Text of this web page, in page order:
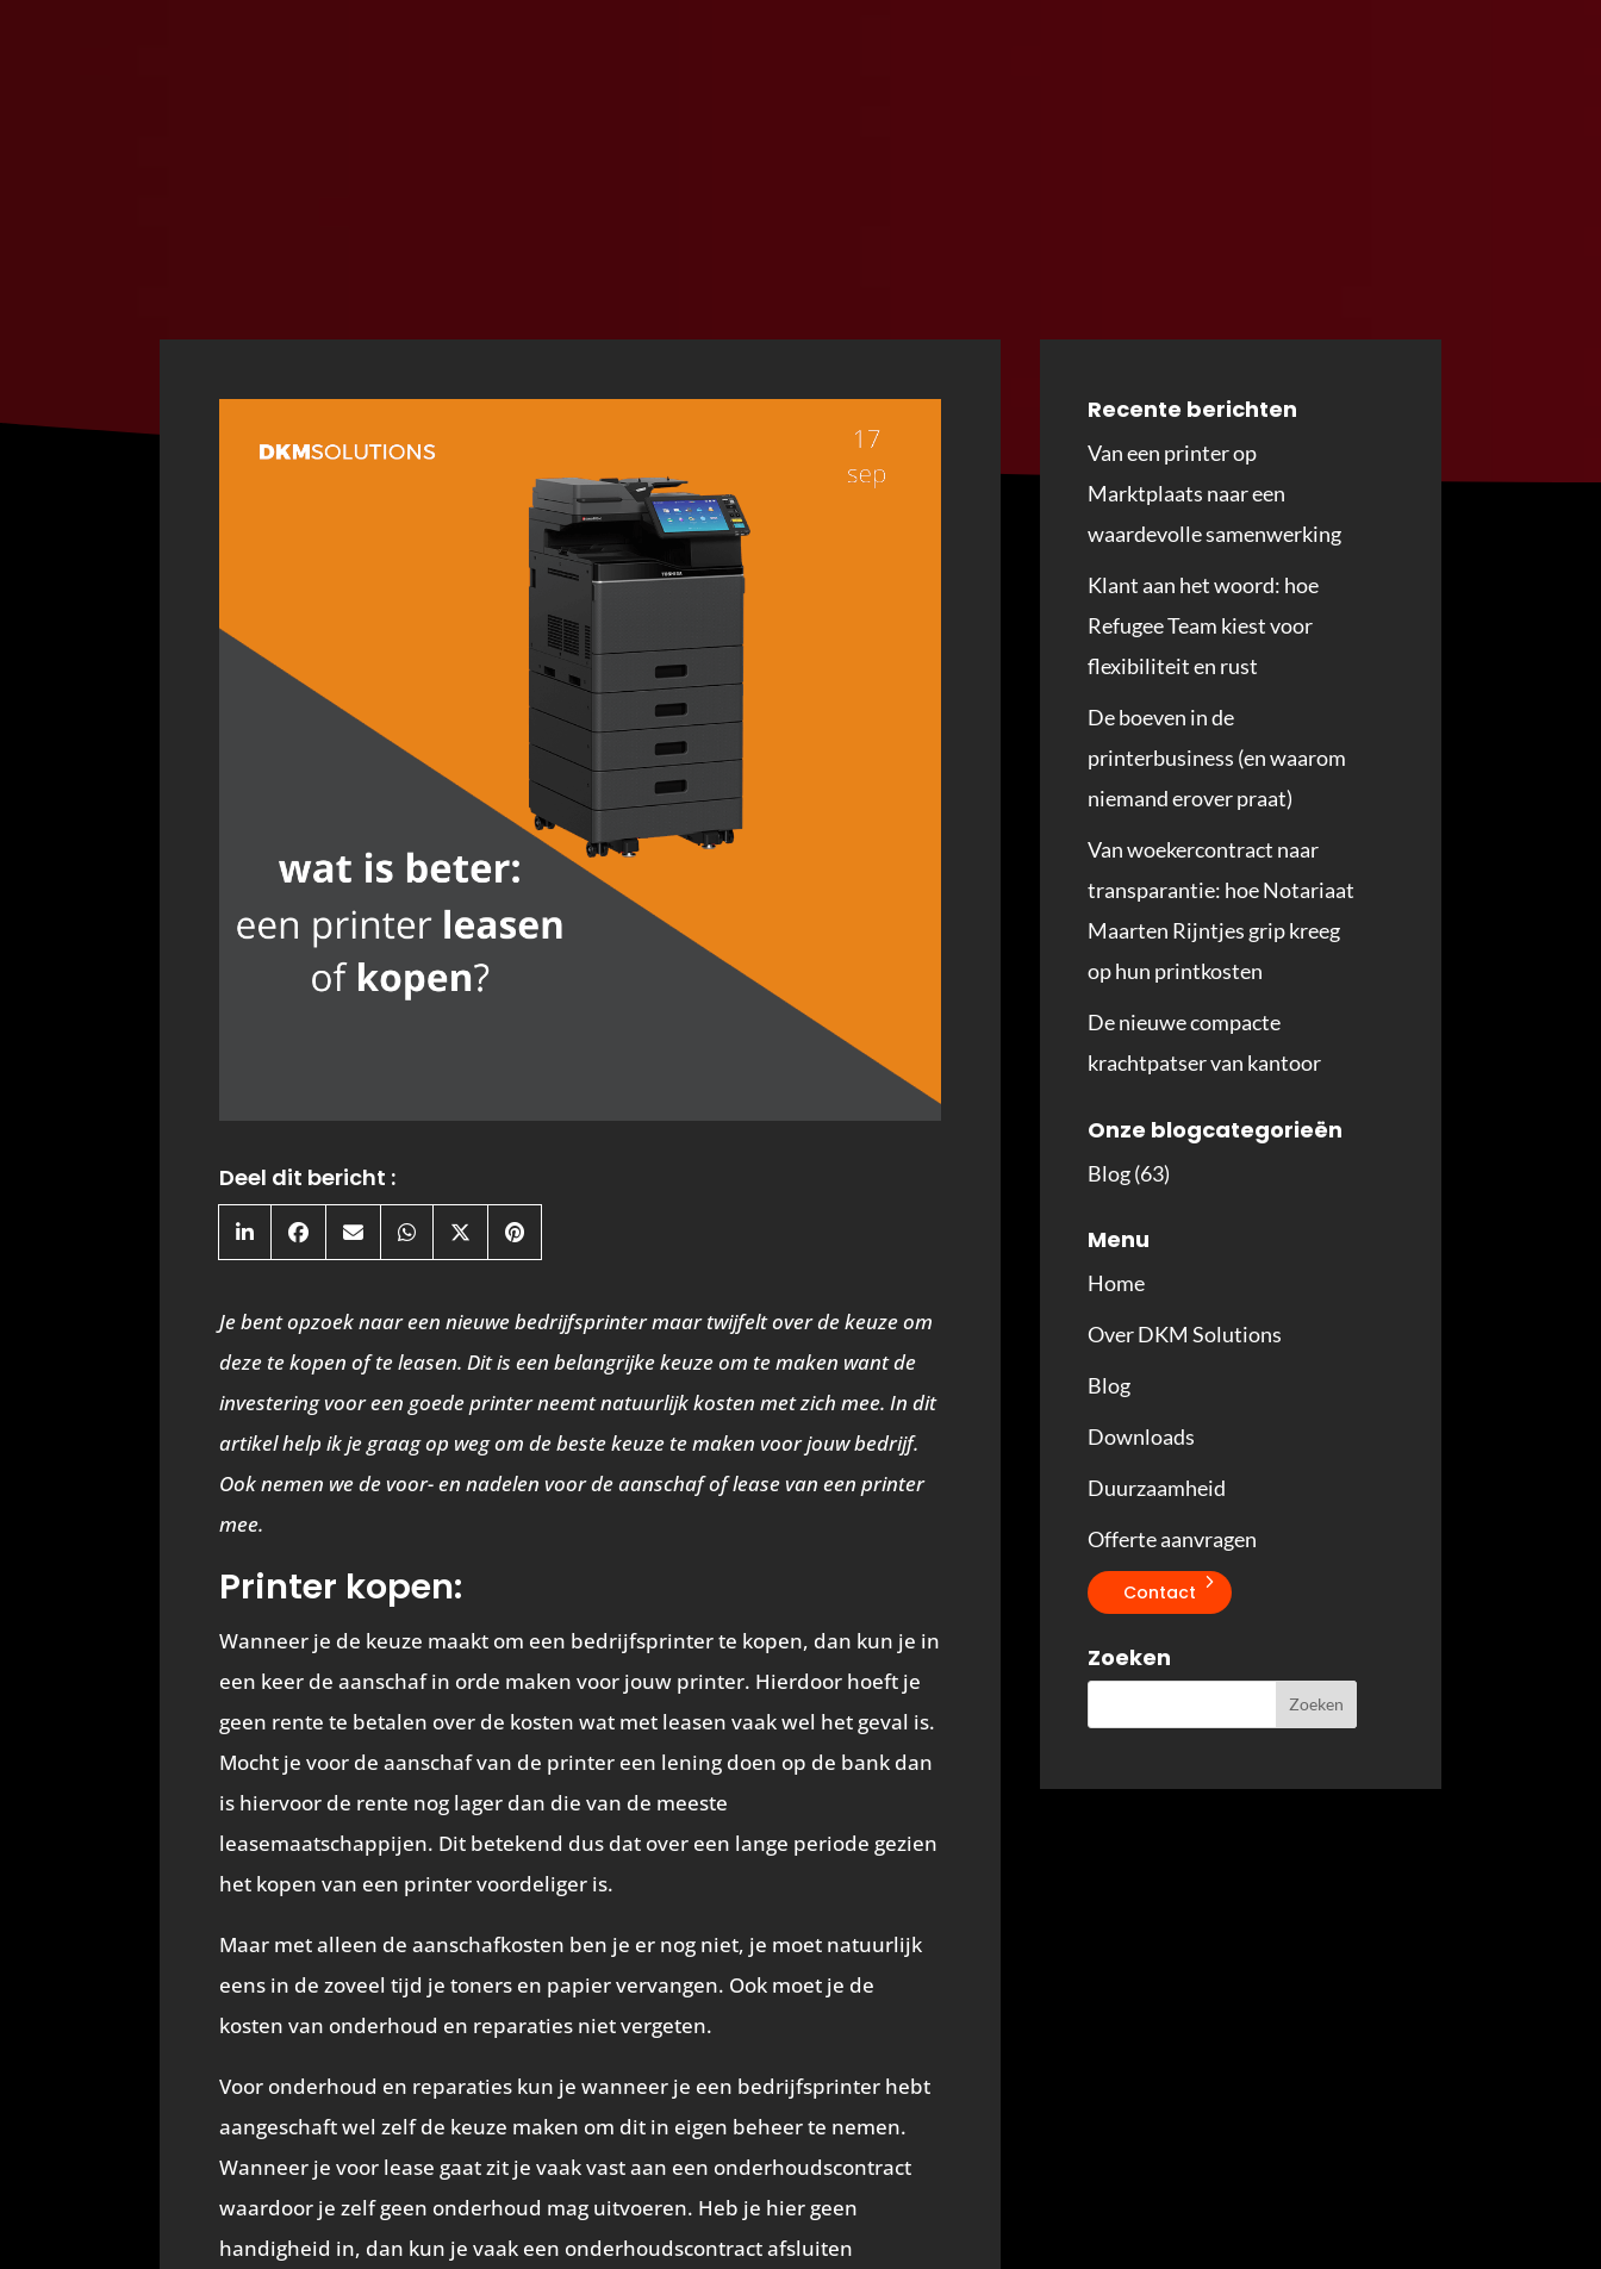
Deel dit bericht :
Share
on
Share
on
Share
on
Share
on
Share
on
Share
on
Je bent opzoek naar een nieuwe bedrijfsprinter maar twijfelt over de keuze om
deze te kopen of te leasen. Dit is een belangrijke keuze om te maken want de
investering voor een goede printer neemt natuurlijk kosten met zich mee. In dit
artikel help ik je graag op weg om de beste keuze te maken voor jouw bedrijf.
Ook nemen we de voor- en nadelen voor de aanschaf of lease van een printer
mee.
Printer kopen:
Wanneer je de keuze maakt om een bedrijfsprinter te kopen, dan kun je in
een keer de aanschaf in orde maken voor jouw printer. Hierdoor hoeft je
geen rente te betalen over de kosten wat met leasen vaak wel het geval is.
Mocht je voor de aanschaf van de printer een lening doen op de bank dan
is hiervoor de rente nog lager dan die van de meeste
leasemaatschappijen. Dit betekend dus dat over een lange periode gezien
het kopen van een printer voordeliger is.
Maar met alleen de aanschafkosten ben je er nog niet, je moet natuurlijk
eens in de zoveel tijd je toners en papier vervangen. Ook moet je de
kosten van onderhoud en reparaties niet vergeten.
Voor onderhoud en reparaties kun je wanneer je een bedrijfsprinter hebt
aangeschaft wel zelf de keuze maken om dit in eigen beheer te nemen.
Wanneer je voor lease gaat zit je vaak vast aan een onderhoudscontract
waardoor je zelf geen onderhoud mag uitvoeren. Heb je hier geen
handigheid in, dan kun je vaak een onderhoudscontract afsluiten
Recente berichten
Van een printer op
Marktplaats naar een
waardevolle samenwerking
Klant aan het woord: hoe
Refugee Team kiest voor
flexibiliteit en rust
De boeven in de
printerbusiness (en waarom
niemand erover praat)
Van woekercontract naar
transparantie: hoe Notariaat
Maarten Rijntjes grip kreeg
op hun printkosten
De nieuwe compacte
krachtpatser van kantoor
Onze blogcategorieën
Blog(63)
Menu
Home
Over DKM Solutions
Blog
Downloads
Duurzaamheid
Offerte aanvragen
Contact
Zoeken